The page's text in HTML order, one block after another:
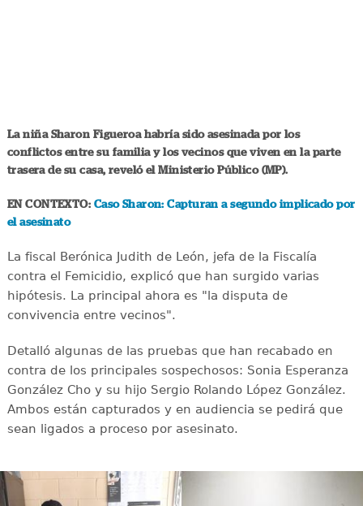
La niña Sharon Figueroahabría sido asesinada por los
conflictos entre su familia y los vecinos que viven en la parte
trasera de su casa, reveló el Ministerio Público (MP).
EN CONTEXTO: Caso Sharon: Capturan a segundo implicado por
el asesinato
La fiscal Berónica Judith de León, jefa de la Fiscalía
contra el Femicidio, explicó que han surgido varias
hipótesis. La principal ahora es "la disputa de
convivencia entre vecinos".
Detalló algunas de las pruebas que han recabado en
contra de los principales sospechosos: Sonia Esperanza
González Cho y su hijo Sergio Rolando López González.
Ambos están capturados y en audiencia se pedirá que
sean ligados a proceso por asesinato.